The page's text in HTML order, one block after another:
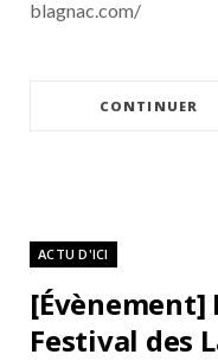
blagnac.com/
CONTINUER
ACTU D'ICI
[Évènement]
Festival des